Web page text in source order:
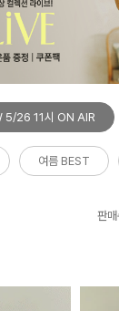
5/26 11시 ON AIR
여름 BEST
판매